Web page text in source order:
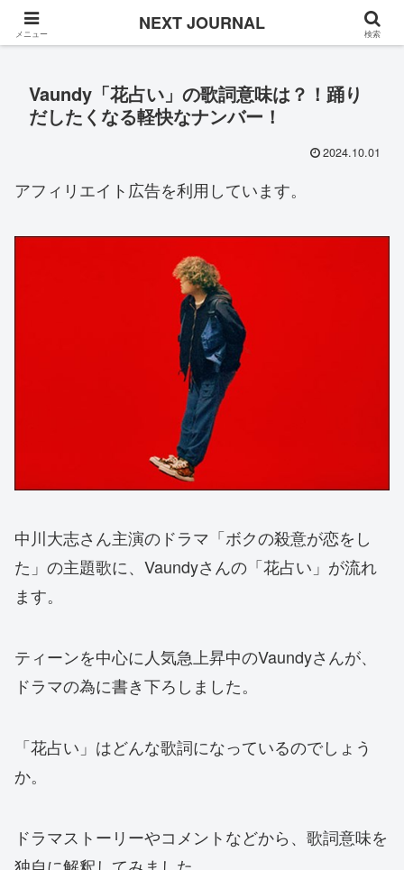
Once in a while
Vaundy「花占い」の歌詞意味は？！踊り
だしたくなる軽快なナンバー！
2024.10.01
アフィリエイト広告を利用しています。
中川大志さん主演のドラマ「ボクの殺意が恋をし
た」の主題歌に、Vaundyさんの「花占い」が流れ
ます。
ティーンを中心に人気急上昇中のVaundyさんが、
ドラマの為に書き下ろしました。
「花占い」はどんな歌詞になっているのでしょう
か。
ドラマストーリーやコメントなどから、歌詞意味を
独自に解釈してみました。
メニュー NEXT JOURNAL 検索